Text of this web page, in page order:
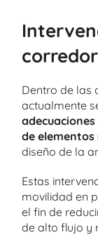
Dentro de las
actualmente
de
diseño de la
Estas
movilidad en
el fin de
de alto flujo y